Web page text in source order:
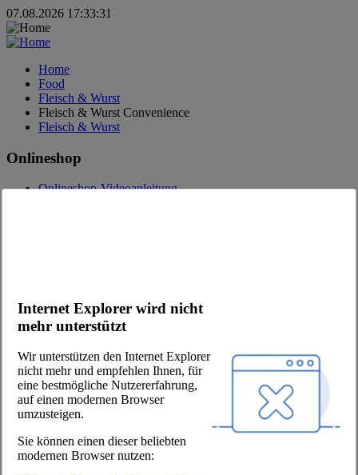
Internet Explorer wird nicht
mehr unterstützt
Wir unterstützen den Internet Explorer
nicht mehr und empfehlen Ihnen, für
eine bestmögliche Nutzererfahrung,
auf einen modernen Browser
umzusteigen.
Sie können einen dieser beliebten
modernen Browser nutzen:
07.08.2026 17:33:31
Home
Food
Fleisch & Wurst
Fleisch & Wurst Convenience
Fleisch & Wurst
Onlineshop
Onlineshop-Videoanleitung
Kontaktfrage
Ansprechpartner
Newsletter
Unternehmen
Über uns
Karriere
Unsere Partner